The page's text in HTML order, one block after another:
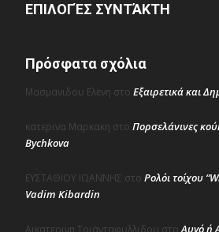
ΕΠΙΛΟΓΈΣ ΣΥΝΤΆΚΤΗ
Πρόσφατα σχόλια
Μασμανιδου Ελενη στο Εξαιρετικά και
κατερινα Μαρκακη στο Πορσελάνινες
Bychkova
ΕΥΣΤΑΘΙΟΥ ΙΩΑΝΝΗΣ στο Ρολόι τοίχου
Vadim Kibardin
Αυγό ή